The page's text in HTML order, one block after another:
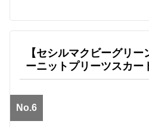
【セシルマクビーグリ
ーニットプリーツスカー
No.6